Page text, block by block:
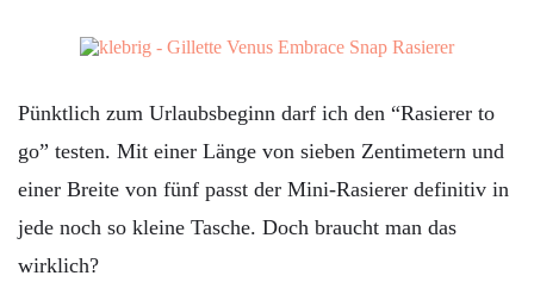
Pünktlich zum Urlaubsbeginn darf ich den “Rasierer to
go” testen. Mit einer Länge von sieben Zentimetern und
einer Breite von fünf passt der Mini-Rasierer definitiv in
jede noch so kleine Tasche. Doch braucht man das
wirklich?